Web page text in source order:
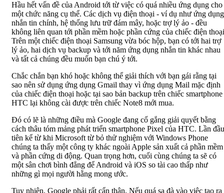
Hầu hết vấn đề của Android tới từ việc có quá nhiều ứng dụng cho
một chức năng cụ thể. Các dịch vụ điện thoại - ví dụ như ứng dụng
nhắn tin chính, hệ thống lưu trữ đám mây, hoặc trợ lý ảo - đều
không liên quan tới phần mềm hoặc phần cứng của chiếc điện
Trên một chiếc điện thoại Samsung vừa bóc hộp, bạn có tới hai trợ
lý ảo, hai dịch vụ backup và tới năm ứng dụng nhắn tin khác nhau
và tất cả chúng đều muốn bạn chú ý tới.
Chắc chắn bạn khó hoặc không thể giải thích với bạn gái rằng tại
sao nên sử dụng ứng dụng Gmail thay vì ứng dụng Mail mặc định
của chiếc điện thoại hoặc tại sao bản backup trên chiếc smartphone
HTC lại không cài được trên chiếc Note8 mới mua.
Đó có lẽ là những điều mà Google đang cố gắng giải quyết bằng
cách thâu tóm mảng phát triển smartphone Pixel của HTC. Lần đầu
tiên kể từ khi Microsoft từ bỏ thử nghiệm với Windows Phone
chúng ta thấy một công ty khác ngoài Apple sản xuất cả phần mềm
và phần cứng di động. Quan trọng hơn, cuối cùng chúng ta sẽ có
một sân chơi bình đẳng để Android và iOS so tài cao thấp như
những gì mọi người hằng mong ước.
Tuy nhiên, Google phải rất cẩn thận. Nếu quá sa đà vào việc tạo ra